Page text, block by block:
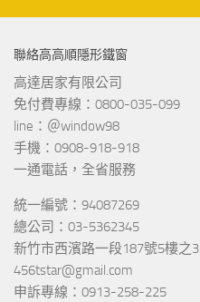
聯絡高高順隱形鐵窗
高達居家有限公司
免付費專線：0800-035-099
line：＠window98
手機：0908-918-918
一通電話，全省服務
統一編號：94087269
總公司：03-5362345
新竹市西濱路一段187號5樓之3
456tstar@gmail.com
申訴專線：0913-258-225